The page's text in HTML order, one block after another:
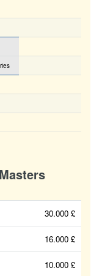
30.000 £
16.000 £
10.000 £